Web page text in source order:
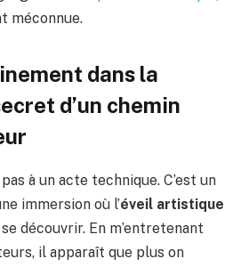
méconnue.
dans la
d’un chemin
à un acte technique. C’est un
immersion où l’éveil artistique
découvrir. En m’entretenant
il apparaît que plus on